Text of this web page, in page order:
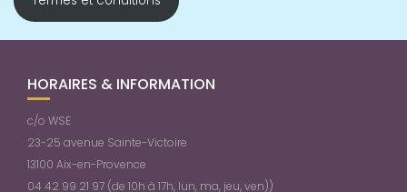
HORAIRES & INFORMATION
c/o WSE
23-25 avenue Sainte-Victoire
13100 Aix-en-Provence
04 42 99 21 97 (de 10h à 17h, lun, ma, jeu, ven))